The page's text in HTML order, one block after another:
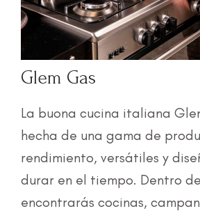
Glem Gas
La buona cucina italiana
hecha de una gama de
rendimiento, versátiles y
durar en el tiempo. Dentro
encontrarás cocinas,